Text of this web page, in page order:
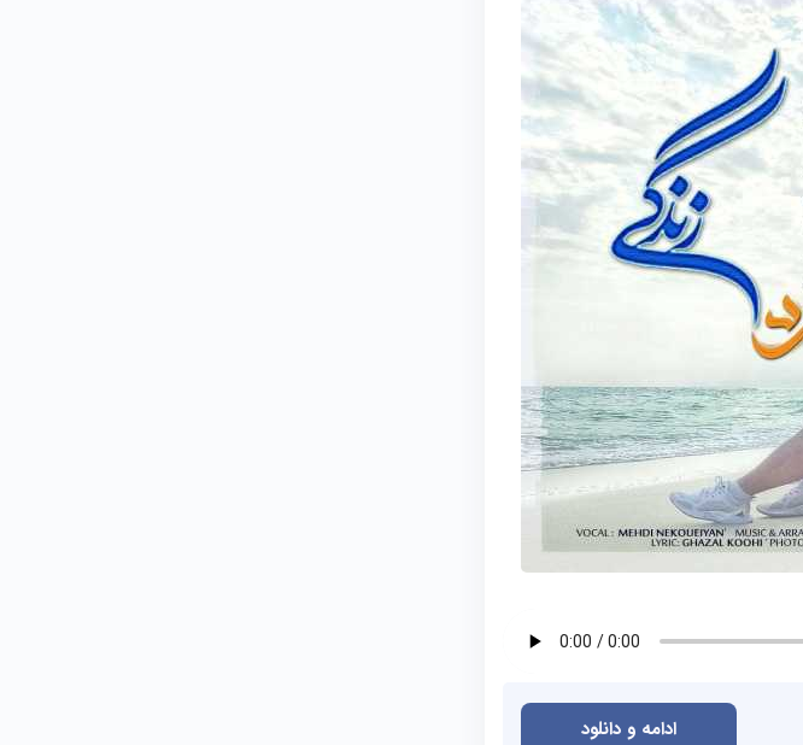
ادامه و دانلود